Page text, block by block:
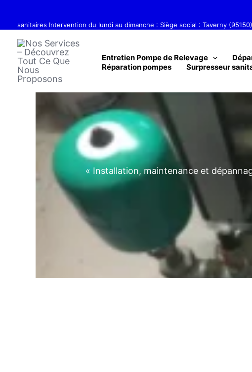
Réparation, dépannage, entretien et
sanitaires Intervention du lundi au dimanche : Siège social : Taverny (95150)
Entretien Pompe de Relevage
Réparation pompes
Surpresseur
« Installation, maintenance et